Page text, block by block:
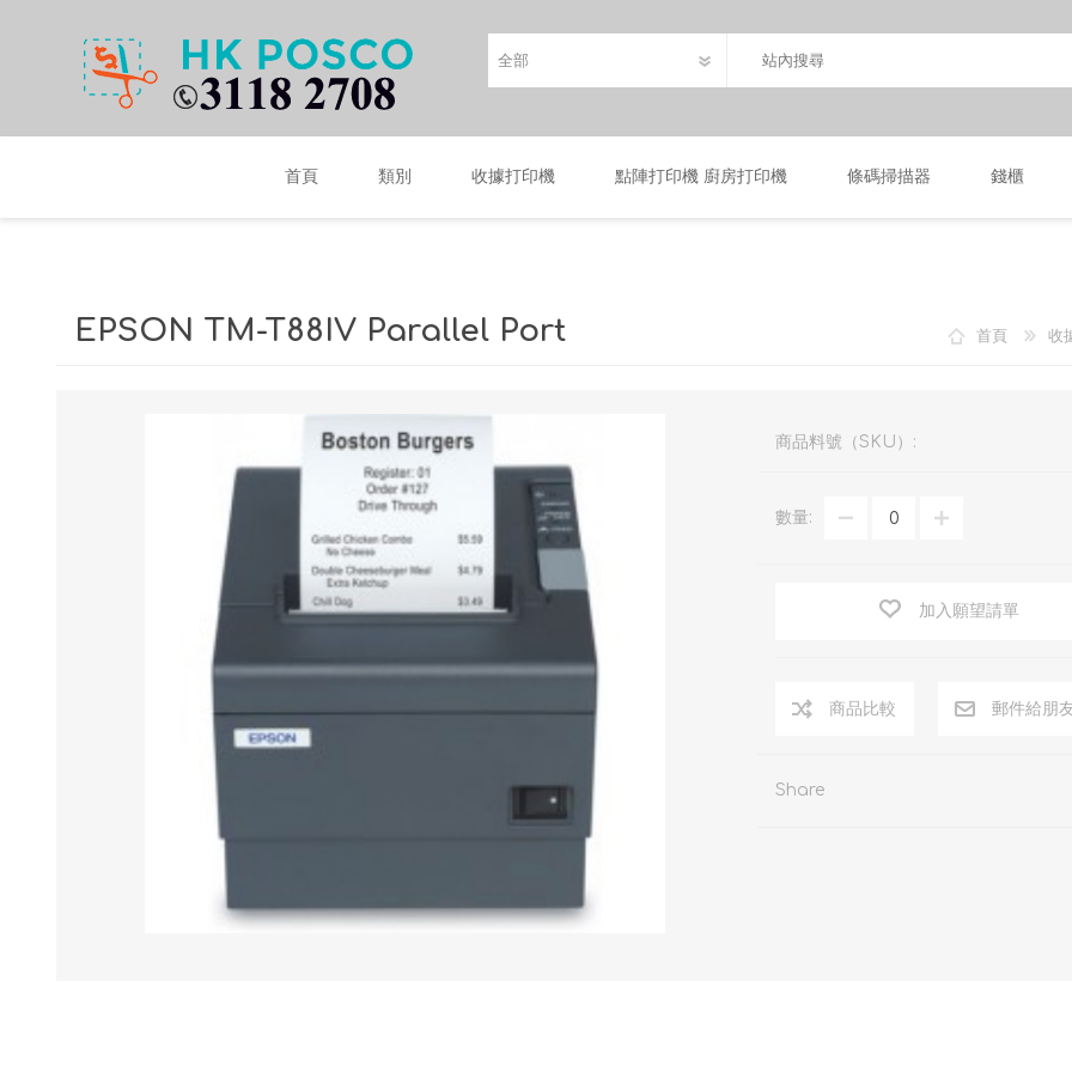
首頁 類別 收據打印機 點陣打印機 廚房打印機 條碼掃描器 錢櫃
首頁 收
EPSON TM-T88IV Parallel Port
商品料號（SKU）:
數量:
加入願望請單
商品比較 郵件給朋
Share